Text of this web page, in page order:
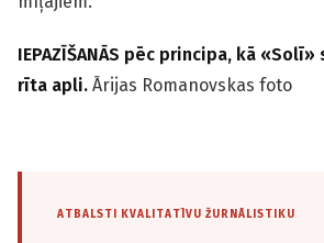
IEPAZĪŠANĀS pēc principa, kā
rīta apli. Ārijas Romanovskas foto
ATBALSTI KVALITATĪVU ŽURNĀLISTIKU